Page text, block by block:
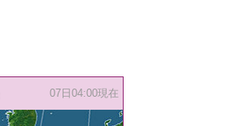
07日04:00現在